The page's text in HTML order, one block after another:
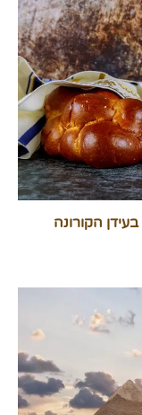
הקורונה​